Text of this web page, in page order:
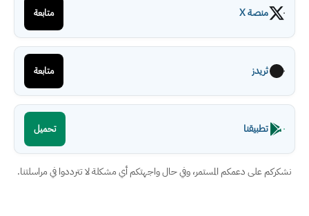
منصة X متابعة
ثريدز متابعة
تطبيقنا تحميل
نشكركم على دعمكم المستمر، وفي حال واجهتكم أي مشكلة لا تترددوا في مراسلتنا.